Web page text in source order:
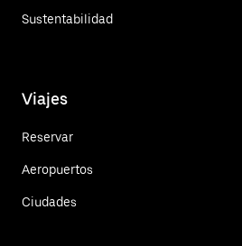
Sustentabilidad
Viajes
Reservar
Aeropuertos
Ciudades